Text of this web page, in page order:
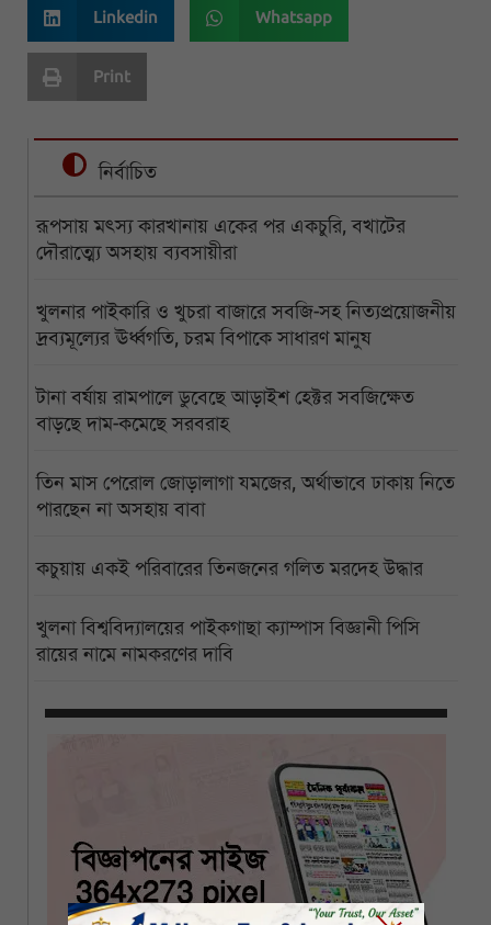
Linkedin Whatsapp
Print
নির্বাচিত
রূপসায় মৎস্য কারখানায় একের পর একচুরি, বখাটের
দৌরাত্ম্যে অসহায় ব্যবসায়ীরা
খুলনার পাইকারি ও খুচরা বাজারে সবজি-সহ নিত্যপ্রয়োজনীয়
দ্রব্যমূল্যের ঊর্ধ্বগতি, চরম বিপাকে সাধারণ মানুষ
টানা বর্ষায় রামপালে ডুবেছে আড়াইশ হেক্টর সবজিক্ষেত
বাড়ছে দাম-কমেছে সরবরাহ
তিন মাস পেরোল জোড়ালাগা যমজের, অর্থাভাবে ঢাকায় নিতে
পারছেন না অসহায় বাবা
কচুয়ায় একই পরিবারের তিনজনের গলিত মরদেহ উদ্ধার
খুলনা বিশ্ববিদ্যালয়ের পাইকগাছা ক্যাম্পাস বিজ্ঞানী পিসি
রায়ের নামে নামকরণের দাবি